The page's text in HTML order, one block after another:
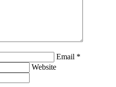
Email *
Website